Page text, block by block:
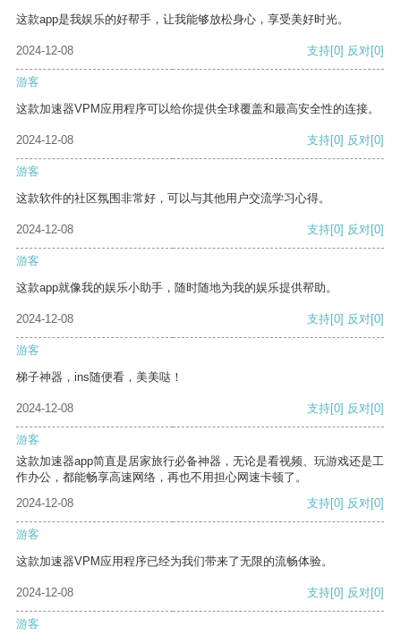
这款app是我娱乐的好帮手，让我能够放松身心，享受美好时光。
2024-12-08 支持[0] 反对[0]
游客
这款加速器VPM应用程序可以给你提供全球覆盖和最高安全性的连接。
2024-12-08 支持[0] 反对[0]
游客
这款软件的社区氛围非常好，可以与其他用户交流学习心得。
2024-12-08 支持[0] 反对[0]
游客
这款app就像我的娱乐小助手，随时随地为我的娱乐提供帮助。
2024-12-08 支持[0] 反对[0]
游客
梯子神器，ins随便看，美美哒！
2024-12-08 支持[0] 反对[0]
游客
这款加速器app简直是居家旅行必备神器，无论是看视频、玩游戏还是工
作办公，都能畅享高速网络，再也不用担心网速卡顿了。
2024-12-08
支持[0] 反对[0]
游客
这款加速器VPM应用程序已经为我们带来了无限的流畅体验。
2024-12-08 支持[0] 反对[0]
游客